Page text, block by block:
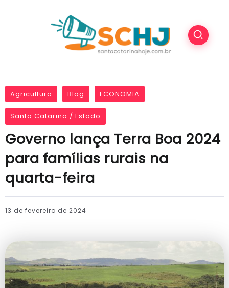
Agricultura Blog ECONOMIA
Santa Catarina / Estado
Governo lança Terra Boa 2024
para famílias rurais na
quarta-feira
13 de fevereiro de 2024